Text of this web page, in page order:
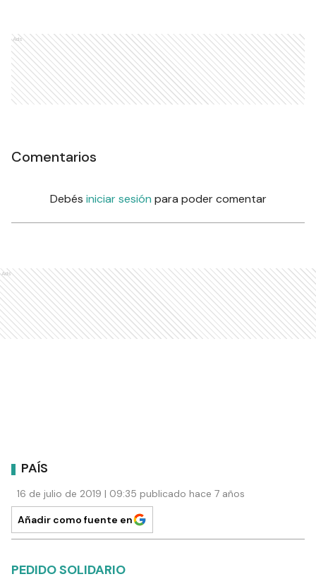
Ads
Comentarios
Debés iniciar sesión para poder comentar
Ads
PAÍS
16 de julio de 2019 | 09:35 publicado hace 7 años
Añadir como fuente en
PEDIDO SOLIDARIO